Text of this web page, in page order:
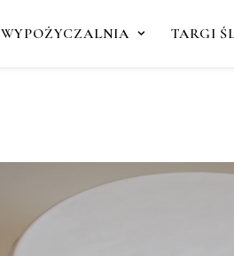
WYPOŻYCZALNIA TARGI